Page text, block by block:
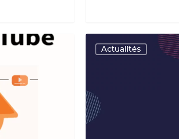
nous
PLF
2020
Actualités